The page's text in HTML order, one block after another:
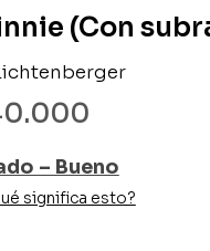
(Con
– Bueno
significa esto?